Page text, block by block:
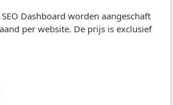
Dashboard worden aangeschaft
per website. De prijs is exclusief